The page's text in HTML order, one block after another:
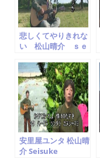
k
悲しくてやりきれな
い 松山晴介 ｓｅ
ｓｕｙａｍａ
安里屋ユンタ 松山晴
介 Seisuke